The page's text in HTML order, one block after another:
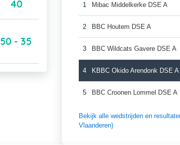
40
50 - 35
1 Mibac Middelkerke DSE A
2 BBC Houtem DSE A
3 BBC Wildcats Gavere DSE A
4 KBBC Okido Arendonk DSE A
5 BBC Croonen Lommel DSE A
Bekijk alle wedstrijden en
Vlaanderen)